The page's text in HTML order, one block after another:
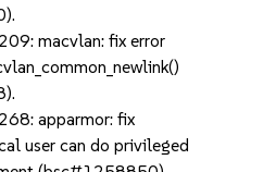
macvlan: fix error
apparmor: fix
user can do privileged